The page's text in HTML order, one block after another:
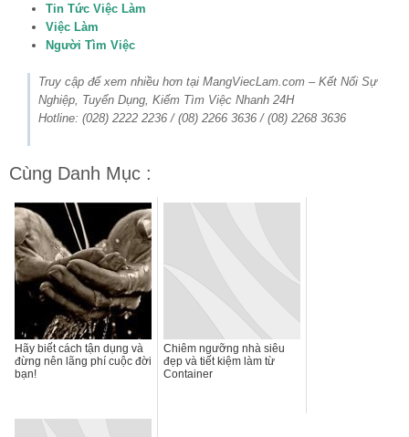
Tin Tức Việc Làm
Việc Làm
Người Tìm Việc
Truy cập để xem nhiều hơn tại MangViecLam.com – Kết Nối Sự
Nghiệp, Tuyển Dụng, Kiếm Tìm Việc Nhanh 24H
Hotline: (028) 2222 2236 / (08) 2266 3636 / (08) 2268 3636
Cùng Danh Mục :
Hãy biết cách tận dụng và
đừng nên lãng phí cuộc đời
bạn!
Chiêm ngưỡng nhà siêu
đẹp và tiết kiệm làm từ
Container